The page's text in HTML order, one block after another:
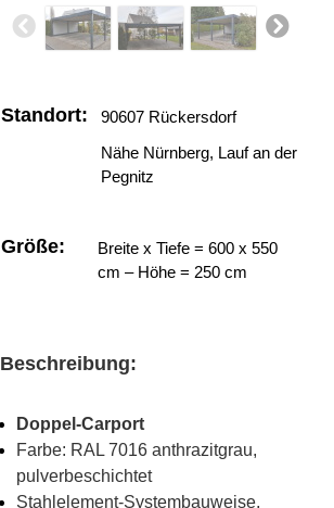
Standort:
90607 Rückersdorf
Nähe Nürnberg, Lauf an der
Pegnitz
Größe:
Breite x Tiefe = 600 x 550
cm – Höhe = 250 cm
Beschreibung:
Doppel-Carport
Farbe: RAL 7016 anthrazitgrau,
pulverbeschichtet
Stahlelement-Systembauweise,